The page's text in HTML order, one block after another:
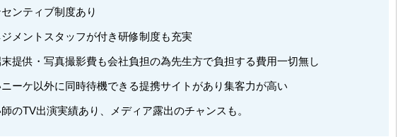
ンティブ制度あり
メントスタッフが付き研修制度も充実
提供・写真撮影費も会社負担の為先生方で負担する費用一切無し
ーケ以外に同時待機できる提携サイトがあり集客力が高い
のTV出演実績あり、メディア露出のチャンスも。